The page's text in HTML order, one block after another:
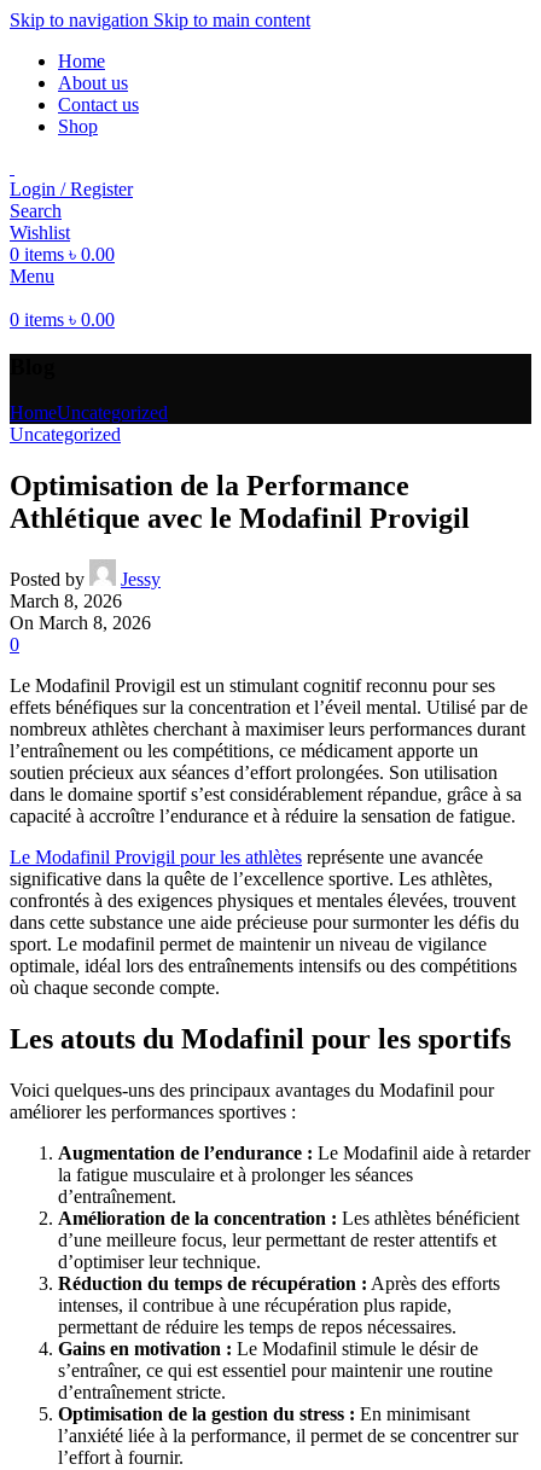
Skip to navigation Skip to main content
Home
About us
Contact us
Shop
Login / Register
Search
Wishlist
0 items ৳ 0.00
Menu
0 items ৳ 0.00
HomeUncategorized
Uncategorized
Optimisation de la Performance
Athlétique avec le Modafinil Provigil
Posted by
Jessy
March 8, 2026
On March 8, 2026
0
Le Modafinil Provigil est un stimulant cognitif reconnu pour ses
effets bénéfiques sur la concentration et l’éveil mental. Utilisé par de
nombreux athlètes cherchant à maximiser leurs performances durant
l’entraînement ou les compétitions, ce médicament apporte un
soutien précieux aux séances d’effort prolongées. Son utilisation
dans le domaine sportif s’est considérablement répandue, grâce à sa
capacité à accroître l’endurance et à réduire la sensation de fatigue.
Le Modafinil Provigil pour les athlètes représente une avancée
significative dans la quête de l’excellence sportive. Les athlètes,
confrontés à des exigences physiques et mentales élevées, trouvent
dans cette substance une aide précieuse pour surmonter les défis du
sport. Le modafinil permet de maintenir un niveau de vigilance
optimale, idéal lors des entraînements intensifs ou des compétitions
où chaque seconde compte.
Les atouts du Modafinil pour les sportifs
Voici quelques-uns des principaux avantages du Modafinil pour
améliorer les performances sportives :
Augmentation de l’endurance : Le Modafinil aide à retarder
la fatigue musculaire et à prolonger les séances
d’entraînement.
Amélioration de la concentration : Les athlètes bénéficient
d’une meilleure focus, leur permettant de rester attentifs et
d’optimiser leur technique.
Réduction du temps de récupération : Après des efforts
intenses, il contribue à une récupération plus rapide,
permettant de réduire les temps de repos nécessaires.
Gains en motivation : Le Modafinil stimule le désir de
s’entraîner, ce qui est essentiel pour maintenir une routine
d’entraînement stricte.
Optimisation de la gestion du stress : En minimisant
l’anxiété liée à la performance, il permet de se concentrer sur
l’effort à fournir.